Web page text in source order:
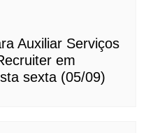
Auxiliar Serviços
em
sexta (05/09)